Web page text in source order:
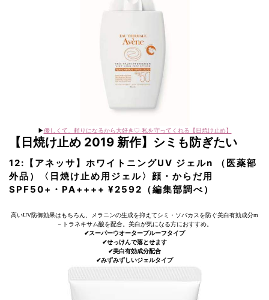
▶︎優しくて、頼りになるから大好き♡ 私を守ってくれる【日焼け止め】
【日焼け止め 2019 新作】シミも防ぎたい
12:【アネッサ】ホワイトニングUV ジェルn （医薬部
外品）〈日焼け止め用ジェル〉顔・からだ用
SPF50+・PA++++ ¥2592（編集部調べ）
高いUV防御効果はもちろん、メラニンの生成を抑えてシミ・ソバカスを防ぐ美白有効成分m
－トラネキサム酸を配合。美白が気になる方におすすめ。
✔︎スーパーウオータープルーフタイプ
✔︎せっけんで落とせます
✔︎美白有効成分配合
✔︎みずみずしいジェルタイプ